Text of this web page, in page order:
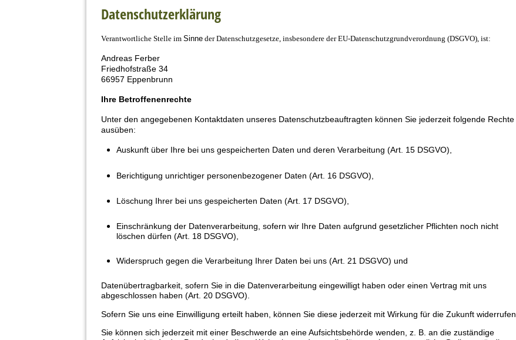
Datenschutzerklärung
Verantwortliche Stelle im Sinne der Datenschutzgesetze, insbesondere der EU-Datenschutzgrundverordnung (DSGVO), ist:
Andreas Ferber
Friedhofstraße 34
66957 Eppenbrunn
Ihre Betroffenenrechte
Unter den angegebenen Kontaktdaten unseres Datenschutzbeauftragten können Sie jederzeit folgende Rechte
ausüben:
Auskunft über Ihre bei uns gespeicherten Daten und deren Verarbeitung (Art. 15 DSGVO),
Berichtigung unrichtiger personenbezogener Daten (Art. 16 DSGVO),
Löschung Ihrer bei uns gespeicherten Daten (Art. 17 DSGVO),
Einschränkung der Datenverarbeitung, sofern wir Ihre Daten aufgrund gesetzlicher Pflichten noch nicht
löschen dürfen (Art. 18 DSGVO),
Widerspruch gegen die Verarbeitung Ihrer Daten bei uns (Art. 21 DSGVO) und
Datenübertragbarkeit, sofern Sie in die Datenverarbeitung eingewilligt haben oder einen Vertrag mit uns
abgeschlossen haben (Art. 20 DSGVO).
Sofern Sie uns eine Einwilligung erteilt haben, können Sie diese jederzeit mit Wirkung für die Zukunft widerrufen.
Sie können sich jederzeit mit einer Beschwerde an eine Aufsichtsbehörde wenden, z. B. an die zuständige